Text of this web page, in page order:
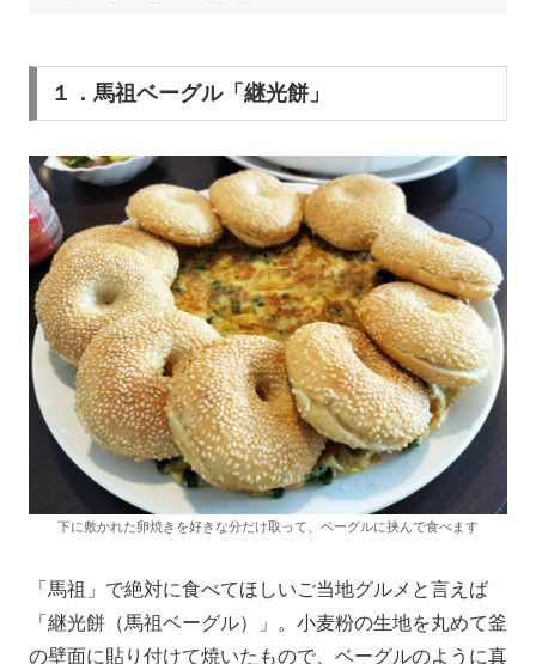
１．馬祖ベーグル「継光餅」
下に敷かれた卵焼きを好きな分だけ取って、ベーグルに挟んで食べます
「馬祖」で絶対に食べてほしいご当地グルメと言えば
「継光餅（馬祖ベーグル）」。小麦粉の生地を丸めて釜
の壁面に貼り付けて焼いたもので、ベーグルのように真